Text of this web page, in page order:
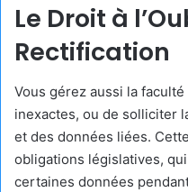
Le Droit à
Rectification
Vous gérez aussi la
inexactes, ou de solliciter
et des données liées.
obligations législatives,
certaines données